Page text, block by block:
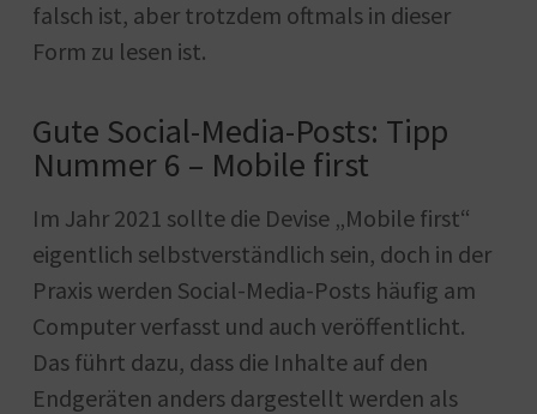
falsch ist, aber trotzdem oftmals in dieser
Form zu lesen ist.
Gute Social-Media-Posts: Tipp
Nummer 6 – Mobile first
Im Jahr 2021 sollte die Devise „Mobile first“
eigentlich selbstverständlich sein, doch in der
Praxis werden Social-Media-Posts häufig am
Computer verfasst und auch veröffentlicht.
Das führt dazu, dass die Inhalte auf den
Endgeräten anders dargestellt werden als